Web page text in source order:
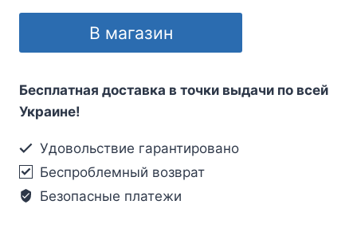
В магазин
Бесплатная доставка в точки выдачи по всей
Украине!
Удовольствие гарантировано
Беспроблемный возврат
Безопасные платежи